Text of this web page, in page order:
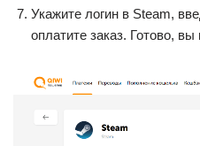
Укажите логин в Steam,
оплатите заказ. Готово,